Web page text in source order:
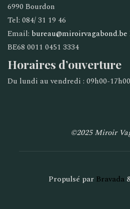
6990 Bourdon
Tel: 084/ 31 19 46
Email: bureau@miroirvagabond.be
BE68 0011 0451 3334
Horaires d’ouverture
Du lundi au vendredi : 09h00-17h00
©2025 Miroir
Propulsé parBravada